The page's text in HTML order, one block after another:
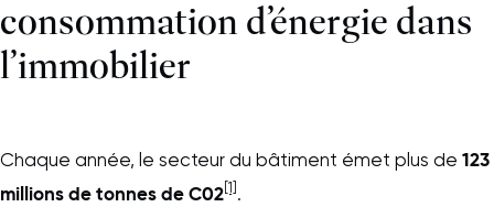
consommation d’énergie dans
l’immobilier
Chaque année, le secteur du bâtiment émet plus de 123
millions de tonnes de C02 [1] .